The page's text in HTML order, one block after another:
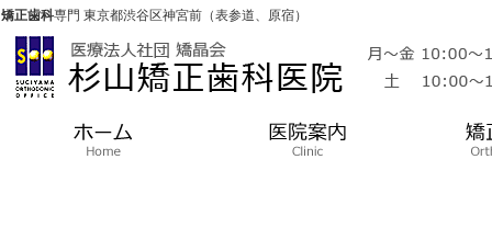
矯正歯科専門 東京都渋谷区神宮前（表参道、原宿）